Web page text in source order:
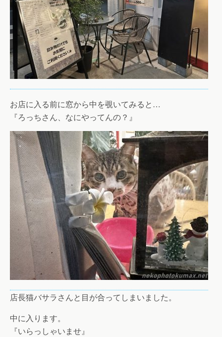
お店に入る前に窓から中を覗いてみると…
『ろっちさん、なにやってんの？』
店長猫バサラさんと目が合ってしまいました。
中に入ります。
『いらっしゃいませ』